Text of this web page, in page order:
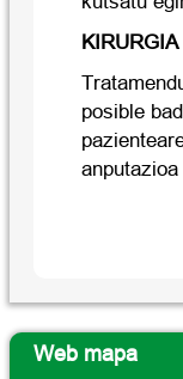
KIRURGIA
posible
Web mapa